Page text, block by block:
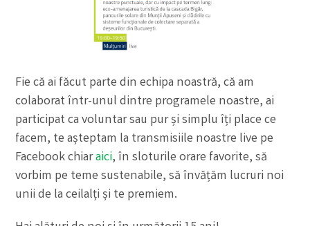
Fie că ai făcut parte din echipa noastră, că am
colaborat într-unul dintre programele noastre, ai
participat ca voluntar sau pur și simplu îți place ce
facem, te așteptam la transmisiile noastre live pe
Facebook chiaraici, în sloturile orare favorite, să
vorbim pe teme sustenabile, să învățăm lucruri noi
unii de la ceilalți și te premiem.